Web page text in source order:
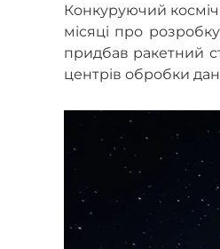
Конкуруючий
місяці про
придбав ракетний
центрів обробки